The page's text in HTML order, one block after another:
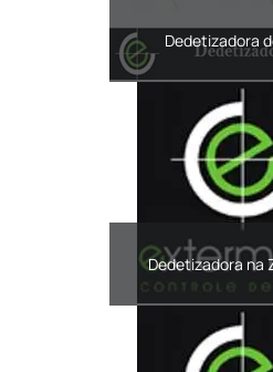
Dedetizadora
Dedetizadora na